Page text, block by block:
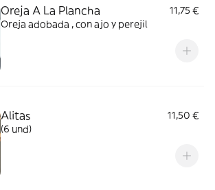
Oreja A La Plancha
11,75 €
Oreja adobada , con ajo y perejil
Alitas
11,50 €
(6 und)